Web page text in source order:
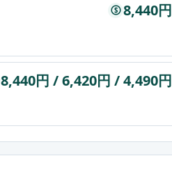
$ 8,440円
8,440円 / 6,420円 / 4,490円